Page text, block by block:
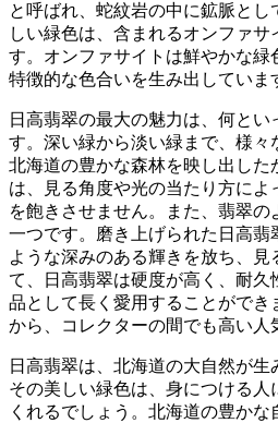
と呼ばれ、蛇紋岩の中に鉱脈とし
しい緑色は、含まれるオンファサ
す。オンファサイトは鮮やかな
特徴的な色合いを生み出していま
日高翡翠の最大の魅力は、何と
す。 深い緑から淡い緑まで、様
北海道の豊かな森林を映し出した
は、見る角度や光の当たり方に
を飽きさせません。また、翡翠
一つです。磨き上げられた日高翡
ような深みのある輝きを放ち、見
て、日高翡翠は硬度が高く、耐
品として長く愛用することができ
から、コレクターの間でも高い人
日高翡翠は、北海道の大自然が生
その美しい緑色は、身につける人
くれるでしょう。北海道の豊か